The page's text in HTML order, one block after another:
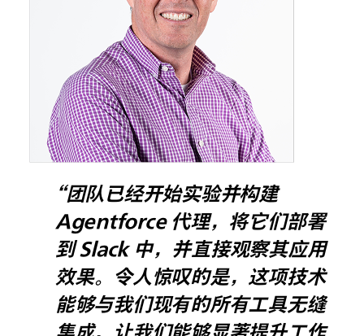
“团队已经开始实验并构建
Agentforce 代理，将它们部署
到 Slack 中，并直接观察其应用
效果。​令人惊叹的是，这项技术
能够与我们现有的所有工具无缝